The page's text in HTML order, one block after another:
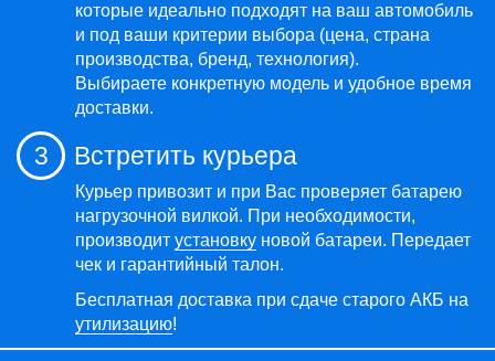
которые идеально подходят на ваш автомобиль
и под ваши критерии выбора (цена, страна
производства, бренд, технология).
Выбираете конкретную модель и удобное время
доставки.
3 Встретить курьера
Курьер привозит и при Вас проверяет батарею
нагрузочной вилкой. При необходимости,
производит установку новой батареи. Передает
чек и гарантийный талон.
Бесплатная доставка при сдаче старого АКБ на
утилизацию!